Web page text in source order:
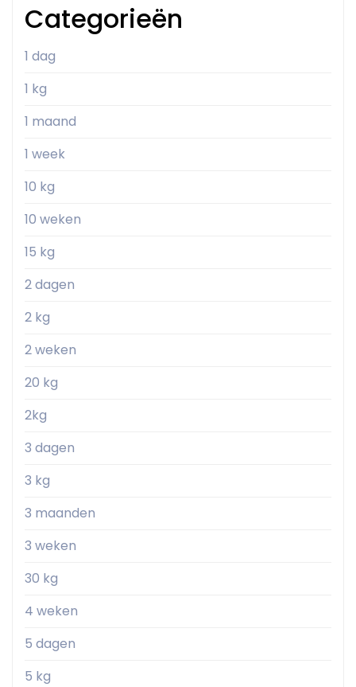
Categorieën
1 dag
1 kg
1 maand
1 week
10 kg
10 weken
15 kg
2 dagen
2 kg
2 weken
20 kg
2kg
3 dagen
3 kg
3 maanden
3 weken
30 kg
4 weken
5 dagen
5 kg